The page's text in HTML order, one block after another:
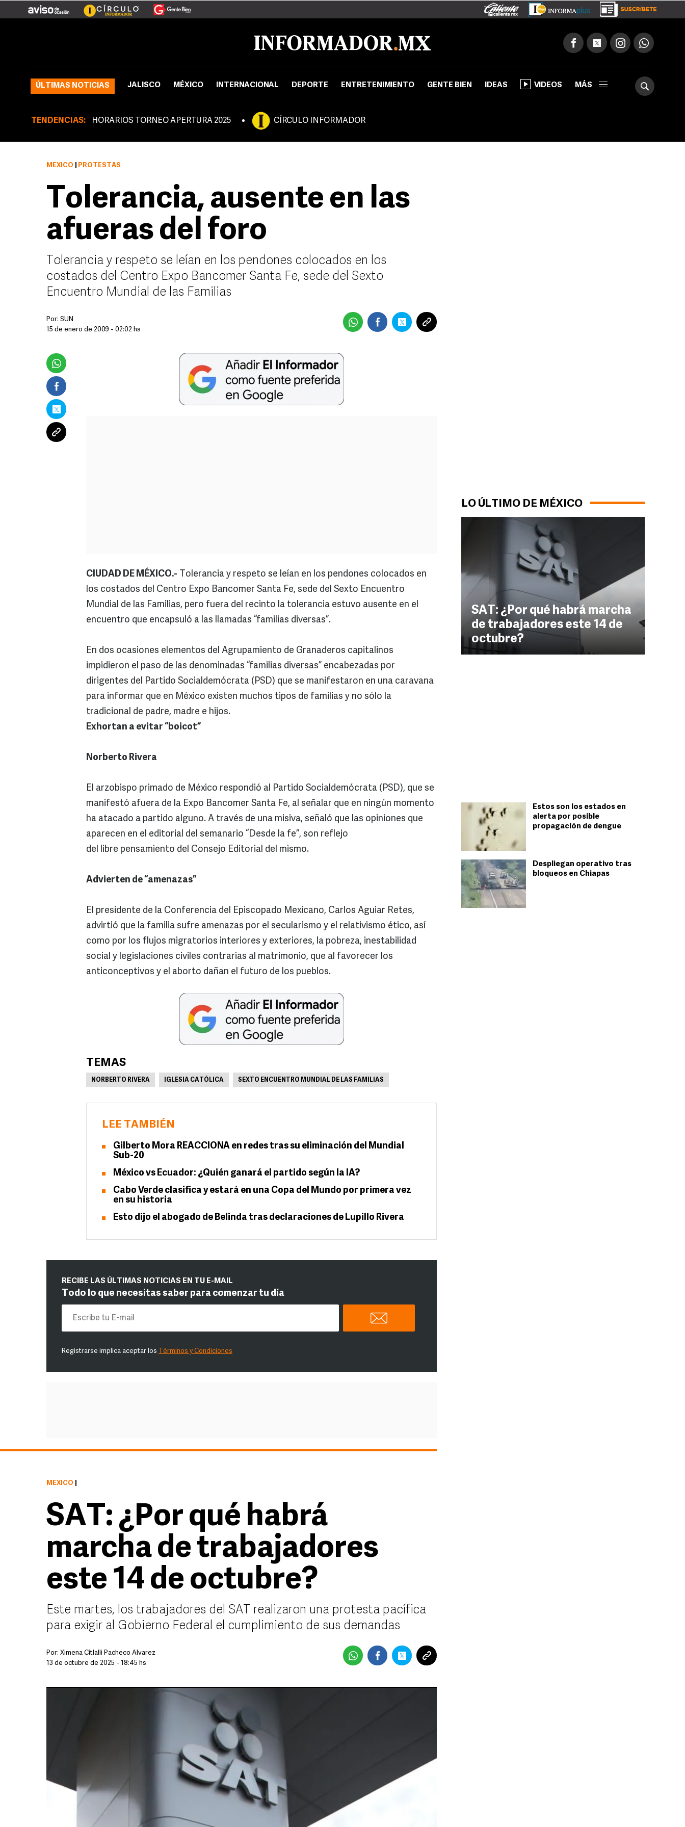
ÚLTIMAS NOTICIAS JALISCO MÉXICO INTERNACIONAL DEPORTE ENTRETENIMIENTO GENTE BIEN IDEAS VIDEOS MÁS
TENDENCIAS: HORARIOS TORNEO APERTURA 2025 CÍRCULO INFORMADOR
LO ÚLTIMO DE MÉXICO
SAT: ¿Por qué habrá marcha
de trabajadores este 14 de
octubre?
Estos son los estados en
alerta por posible
propagación de dengue
Despliegan operativo tras
bloqueos en Chiapas
MÉXICO PROTESTAS
Tolerancia, ausente en las
afueras del foro
Tolerancia y respeto se leían en los pendones colocados en los
costados del Centro Expo Bancomer Santa Fe, sede del Sexto
Encuentro Mundial de las Familias
Por: SUN
15 de enero de 2009 - 02:02 hs
CIUDAD DE MÉXICO.- Tolerancia y respeto se leían en los pendones colocados en
los costados del Centro Expo Bancomer Santa Fe, sede del Sexto Encuentro
Mundial de las Familias, pero fuera del recinto la tolerancia estuvo ausente en el
encuentro que encapsuló a las llamadas “familias diversas”.
En dos ocasiones elementos del Agrupamiento de Granaderos capitalinos
impidieron el paso de las denominadas “familias diversas” encabezadas por
dirigentes del Partido Socialdemócrata (PSD) que se manifestaron en una caravana
para informar que en México existen muchos tipos de familias y no sólo la
tradicional de padre, madre e hijos.
Exhortan a evitar “boicot”
Norberto Rivera
El arzobispo primado de México respondió al Partido Socialdemócrata (PSD), que se
manifestó afuera de la Expo Bancomer Santa Fe, al señalar que en ningún momento
ha atacado a partido alguno. A través de una misiva, señaló que las opiniones que
aparecen en el editorial del semanario “Desde la fe”, son reflejo
del libre pensamiento del Consejo Editorial del mismo.
Advierten de “amenazas”
El presidente de la Conferencia del Episcopado Mexicano, Carlos Aguiar Retes,
advirtió que la familia sufre amenazas por el secularismo y el relativismo ético, así
como por los flujos migratorios interiores y exteriores, la pobreza, inestabilidad
social y legislaciones civiles contrarias al matrimonio, que al favorecer los
anticonceptivos y el aborto dañan el futuro de los pueblos.
TEMAS
NORBERTO RIVERA IGLESIA CATÓLICA SEXTO ENCUENTRO MUNDIAL DE LAS FAMILIAS
LEE TAMBIÉN
Gilberto Mora REACCIONA en redes tras su eliminación del Mundial
Sub-20
México vs Ecuador: ¿Quién ganará el partido según la IA?
Cabo Verde clasifica y estará en una Copa del Mundo por primera vez
en su historia
Esto dijo el abogado de Belinda tras declaraciones de Lupillo Rivera
RECIBE LAS ÚLTIMAS NOTICIAS EN TU E-MAIL
Todo lo que necesitas saber para comenzar tu día
Registrarse implica aceptar los Términos y Condiciones
MÉXICO
SAT: ¿Por qué habrá
marcha de trabajadores
este 14 de octubre?
Este martes, los trabajadores del SAT realizaron una protesta pacífica
para exigir al Gobierno Federal el cumplimiento de sus demandas
Por: Ximena Citlalli Pacheco Álvarez
13 de octubre de 2025 - 18:45 hs